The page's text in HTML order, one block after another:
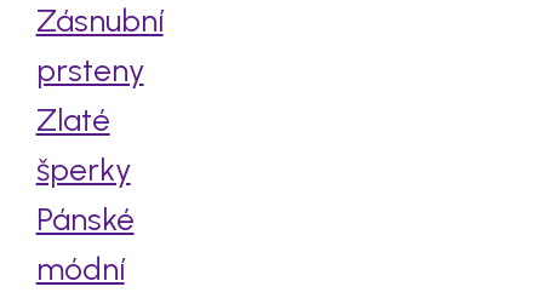
Zásnubní
prsteny
Zlaté
šperky
Pánské
módní